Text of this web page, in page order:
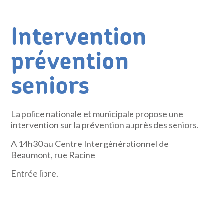
Intervention
prévention
seniors
La police nationale et municipale propose une
intervention sur la prévention auprès des seniors.
A 14h30 au Centre Intergénérationnel de
Beaumont, rue Racine
Entrée libre.